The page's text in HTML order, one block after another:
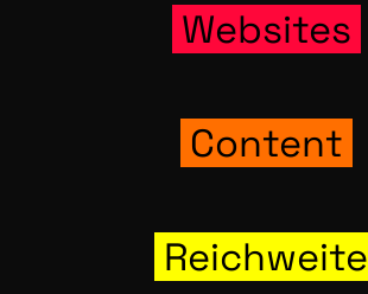
Web­sites
Con­tent
Reich­wei­te